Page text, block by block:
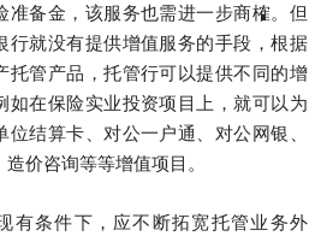
准备金，该服务也需进一步商榷。但
行就没有提供增值服务的手段，根据
托管产品，托管行可以提供不同的增
如在保险实业投资项目上，就可以为
位结算卡、对公一户通、对公网银、
价咨询等等增值项目。
有条件下，应不断拓宽托管业务外